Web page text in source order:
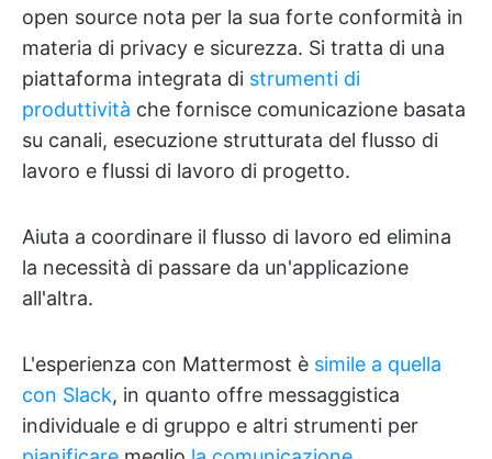
open source nota per la sua forte conformità in
materia di privacy e sicurezza. Si tratta di una
piattaforma integrata di strumenti di
produttività che fornisce comunicazione basata
su canali, esecuzione strutturata del flusso di
lavoro e flussi di lavoro di progetto.
Aiuta a coordinare il flusso di lavoro ed elimina
la necessità di passare da un'applicazione
all'altra.
L'esperienza con Mattermost è simile a quella
con Slack, in quanto offre messaggistica
individuale e di gruppo e altri strumenti per